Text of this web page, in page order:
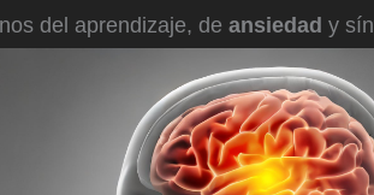
del aprendizaje, de ansiedad y